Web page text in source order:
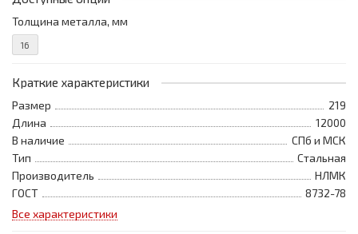
Толщина металла, мм
16
Краткие характеристики
Размер
219
Длина
12000
В наличие
СПб и МСК
Тип
Стальная
Производитель
НЛМК
ГОСТ
8732-78
Все характеристики